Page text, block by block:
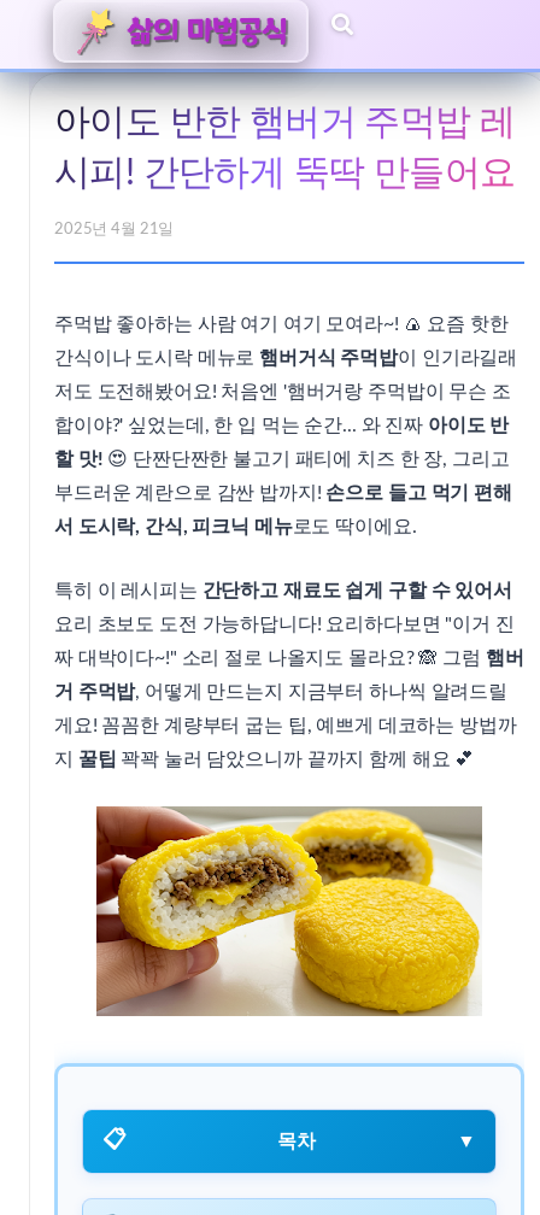
아이도 반한 햄버거 주먹밥 레
시피! 간단하게 뚝딱 만들어요
2025년 4월 21일
주먹밥 좋아하는 사람 여기 여기 모여라~! 🍙 요즘 핫한
간식이나 도시락 메뉴로 햄버거식 주먹밥이 인기라길래
저도 도전해봤어요! 처음엔 '햄버거랑 주먹밥이 무슨 조
합이야?' 싶었는데, 한 입 먹는 순간... 와 진짜 아이도 반
할 맛! 😍 단짠단짠한 불고기 패티에 치즈 한 장, 그리고
부드러운 계란으로 감싼 밥까지! 손으로 들고 먹기 편해
서 도시락, 간식, 피크닉 메뉴로도 딱이에요.
특히 이 레시피는 간단하고 재료도 쉽게 구할 수 있어서
요리 초보도 도전 가능하답니다! 요리하다보면 "이거 진
짜 대박이다~!" 소리 절로 나올지도 몰라요? 🙈 그럼 햄버
거 주먹밥, 어떻게 만드는지 지금부터 하나씩 알려드릴
게요! 꼼꼼한 계량부터 굽는 팁, 예쁘게 데코하는 방법까
지 꿀팁 꽉꽉 눌러 담았으니까 끝까지 함께 해요 💕
📋 목차 ▼